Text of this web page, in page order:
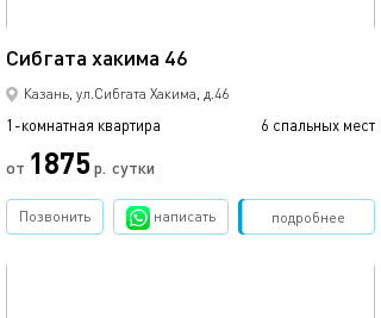
Сибгата хакима 46
Казань, ул.Сибгата Хакима, д.46
1-комнатная квартира 6 спальных мест
от 1875р. сутки
подробнее
Позвонить написать Забронировать